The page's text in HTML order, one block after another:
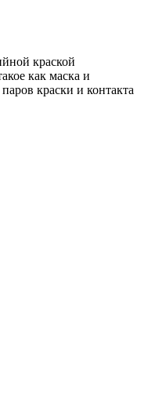
краской
как маска и
краски и контакта